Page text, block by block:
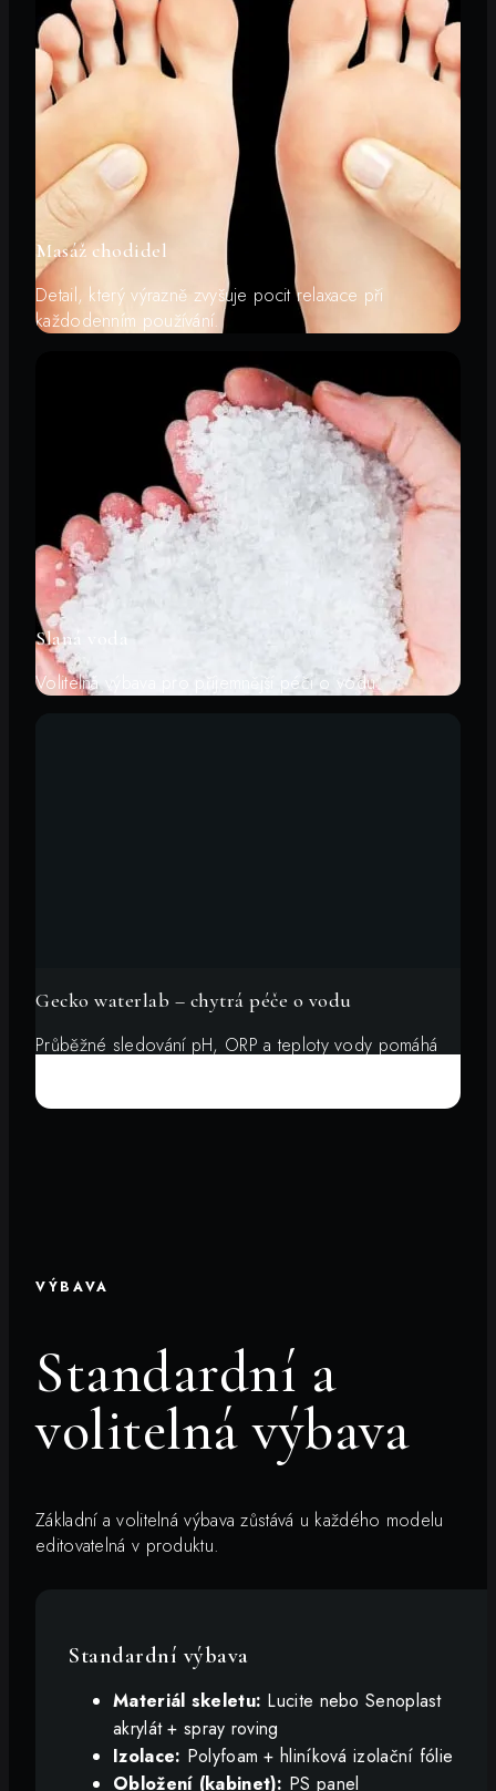
Masáž chodidel
Detail, který výrazně zvyšuje pocit relaxace při
každodenním používání.
Slaná voda
Volitelná výbava pro příjemnější péči o vodu.
Gecko waterlab – chytrá péče o vodu
Průběžné sledování pH, ORP a teploty vody pomáhá
odhadování, čistější voda a pohodlnější údržba.
VÝBAVA
Standardní a
volitelná výbava
Základní a volitelná výbava zůstává u každého modelu
editovatelná v produktu.
Standardní výbava
Materiál skeletu: Lucite nebo Senoplast
akrylát + spray roving
Izolace: Polyfoam + hliníková izolační fólie
Obložení (kabinet): PS panel